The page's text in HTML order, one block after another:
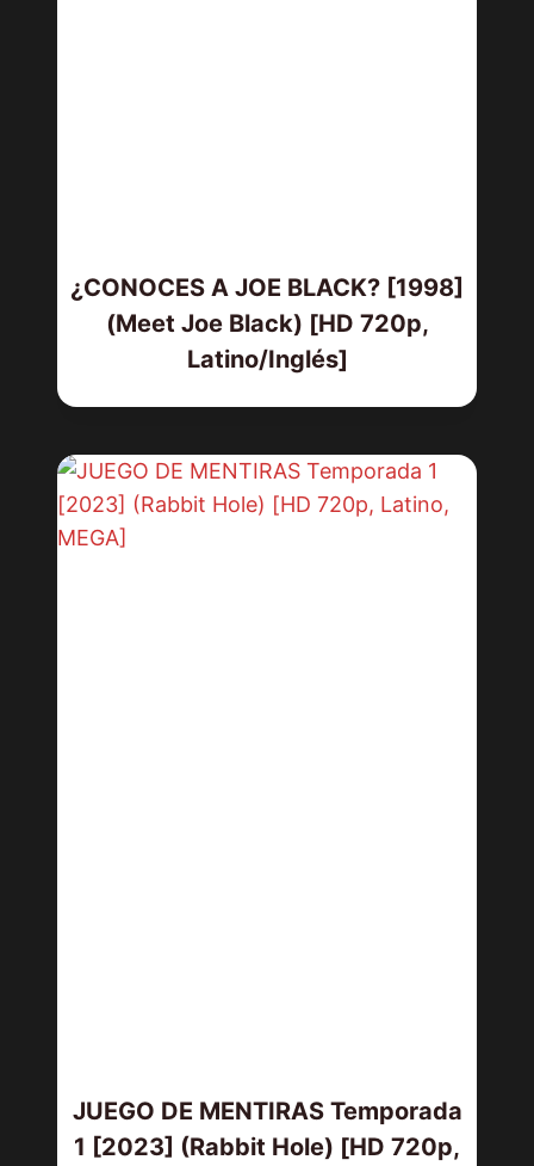
¿CONOCES A JOE BLACK? [1998]
(Meet Joe Black) [HD 720p,
Latino/Inglés]
JUEGO DE MENTIRAS Temporada
1 [2023] (Rabbit Hole) [HD 720p,